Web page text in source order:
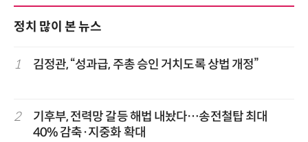
정치 많이 본 뉴스
1 김정관, “성과급, 주총 승인 거치도록 상법 개정”
2
기후부, 전력망 갈등 해법 내놨다…송전철탑 최대
40% 감축·지중화 확대